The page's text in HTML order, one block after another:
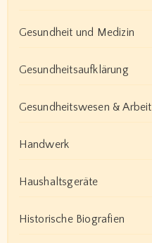
Gesundheit und Medizin
Gesundheitsaufklärung
Gesundheitswesen &
Handwerk
Haushaltsgeräte
Historische Biografien